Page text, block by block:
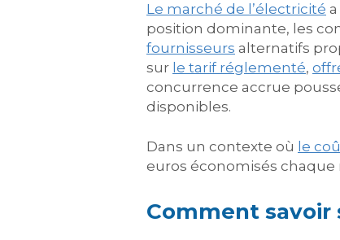
Le marché de l’électricité
position dominante, les
fournisseurs alternatifs
sur le tarif réglementé,
concurrence accrue
disponibles.
Dans un contexte où le
euros économisés
Comment savoir